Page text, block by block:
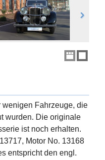
wenigen Fahrzeuge, die
wurden. Die originale
ist noch erhalten.
Motor No. 13168
entspricht den engl.